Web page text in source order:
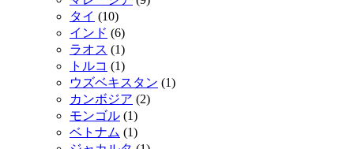
タイ (10)
インド (6)
ラオス (1)
トルコ (1)
ウズベキスタン (1)
カンボジア (2)
モンゴル (1)
ベトナム (1)